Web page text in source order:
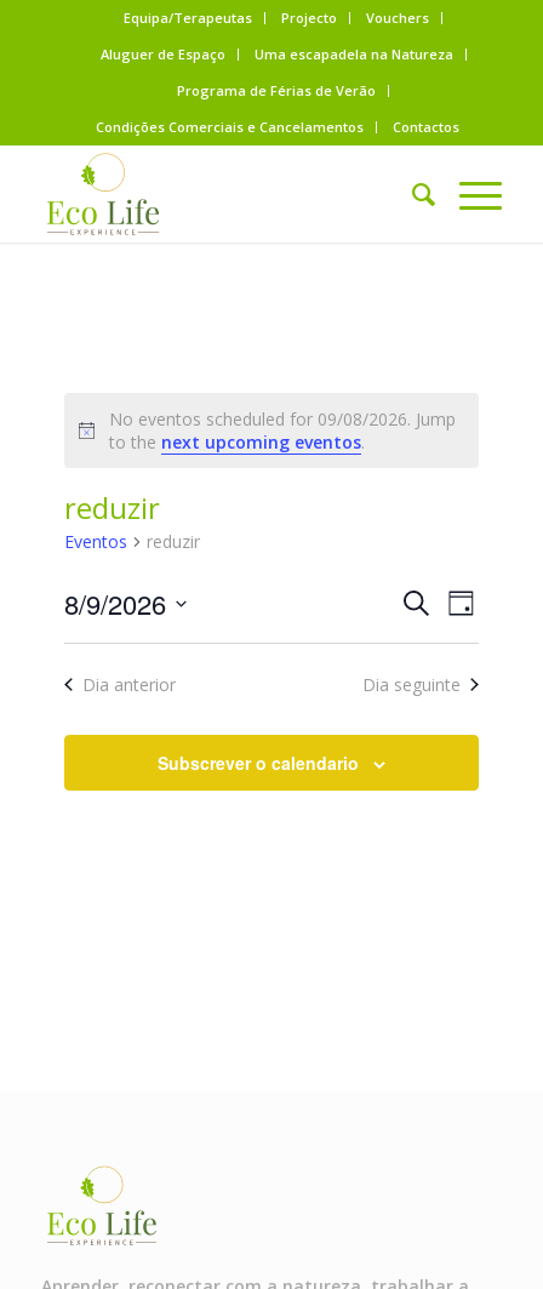
Equipa/Terapeutas Projecto
Vouchers
Aluguer de Espaço
Uma escapadela na Natureza
Programa de Férias de Verão
Condições Comerciais e Cancelamentos
Contactos
No eventos scheduled for 09/08/2026. Jump
to the next upcoming eventos.
reduzir
Eventos reduzir
Eventos
Search
and
PesquisarEvento
Views
Day
8/9/2026
Dia anterior Dia seguinte
Subscrever o calendario